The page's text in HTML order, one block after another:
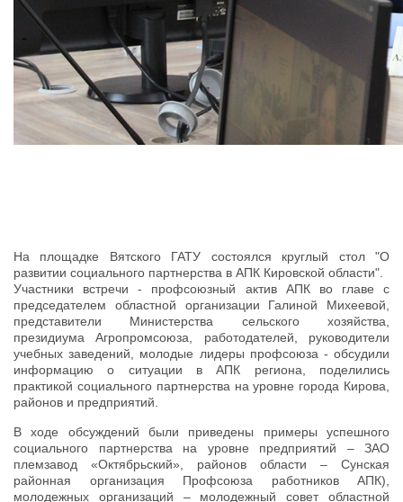
На площадке Вятского ГАТУ состоялся круглый стол "О
развитии социального партнерства в АПК Кировской области".
Участники встречи - профсоюзный актив АПК во главе с
председателем областной организации Галиной Михеевой,
представители Министерства сельского хозяйства,
президиума Агропромсоюза, работодателей, руководители
учебных заведений, молодые лидеры профсоюза - обсудили
информацию о ситуации в АПК региона, поделились
практикой социального партнерства на уровне города Кирова,
районов и предприятий.
В ходе обсуждений были приведены примеры успешного
социального партнерства на уровне предприятий – ЗАО
племзавод «Октябрьский», районов области – Сунская
районная организация Профсоюза работников АПК),
молодежных организаций – молодежный совет областной